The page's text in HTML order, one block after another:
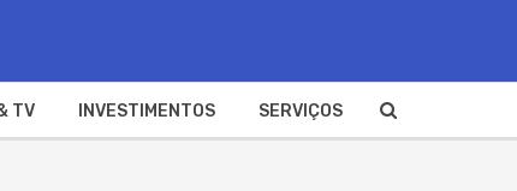
TV INVESTIMENTOS SERVIÇOS